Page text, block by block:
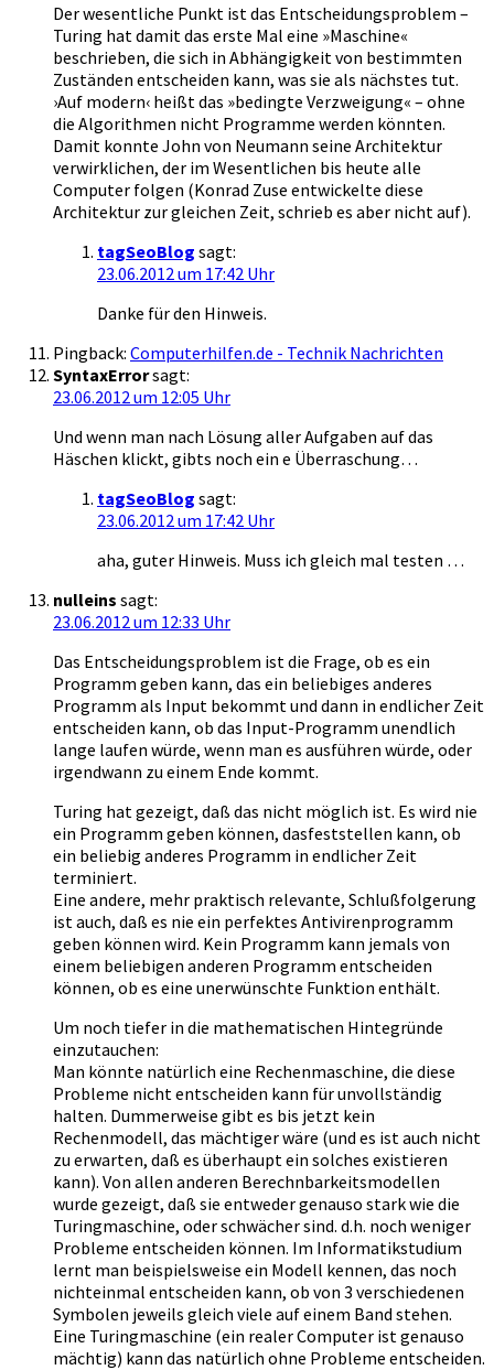
Der wesentliche Punkt ist das Entscheidungsproblem –
Turing hat damit das erste Mal eine »Maschine«
beschrieben, die sich in Abhängigkeit von bestimmten
Zuständen entscheiden kann, was sie als nächstes tut.
›Auf modern‹ heißt das »bedingte Verzweigung« – ohne
die Algorithmen nicht Programme werden könnten.
Damit konnte John von Neumann seine Architektur
verwirklichen, der im Wesentlichen bis heute alle
Computer folgen (Konrad Zuse entwickelte diese
Architektur zur gleichen Zeit, schrieb es aber nicht auf).
tagSeoBlog sagt:
23.06.2012 um 17:42 Uhr
Danke für den Hinweis.
Pingback: Computerhilfen.de - Technik Nachrichten
SyntaxErrorsagt:
23.06.2012 um 12:05 Uhr
Und wenn man nach Lösung aller Aufgaben auf das
Häschen klickt, gibts noch ein e Überraschung…
tagSeoBlog sagt:
23.06.2012 um 17:42 Uhr
aha, guter Hinweis. Muss ich gleich mal testen …
nulleins sagt:
23.06.2012 um 12:33 Uhr
Das Entscheidungsproblem ist die Frage, ob es ein
Programm geben kann, das ein beliebiges anderes
Programm als Input bekommt und dann in endlicher Zeit
entscheiden kann, ob das Input-Programm unendlich
lange laufen würde, wenn man es ausführen würde, oder
irgendwann zu einem Ende kommt.
Turing hat gezeigt, daß das nicht möglich ist. Es wird nie
ein Programm geben können, dasfeststellen kann, ob
ein beliebig anderes Programm in endlicher Zeit
terminiert.
Eine andere, mehr praktisch relevante, Schlußfolgerung
ist auch, daß es nie ein perfektes Antivirenprogramm
geben können wird. Kein Programm kann jemals von
einem beliebigen anderen Programm entscheiden
können, ob es eine unerwünschte Funktion enthält.
Um noch tiefer in die mathematischen Hintegründe
einzutauchen:
Man könnte natürlich eine Rechenmaschine, die diese
Probleme nicht entscheiden kann für unvollständig
halten. Dummerweise gibt es bis jetzt kein
Rechenmodell, das mächtiger wäre (und es ist auch nicht
zu erwarten, daß es überhaupt ein solches existieren
kann). Von allen anderen Berechnbarkeitsmodellen
wurde gezeigt, daß sie entweder genauso stark wie die
Turingmaschine, oder schwächer sind. d.h. noch weniger
Probleme entscheiden können. Im Informatikstudium
lernt man beispielsweise ein Modell kennen, das noch
nichteinmal entscheiden kann, ob von 3 verschiedenen
Symbolen jeweils gleich viele auf einem Band stehen.
Eine Turingmaschine (ein realer Computer ist genauso
mächtig) kann das natürlich ohne Probleme entscheiden.